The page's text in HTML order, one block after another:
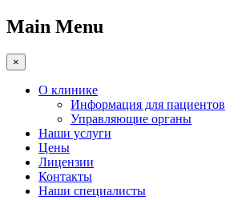
Main Menu
×
О клинике
Информация для пациентов
Управляющие органы
Наши услуги
Цены
Лицензии
Контакты
Наши специалисты